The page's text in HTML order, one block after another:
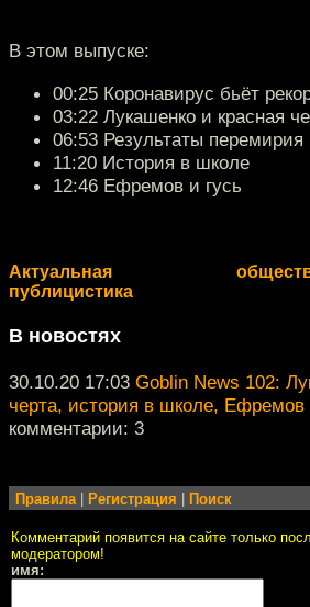
В этом выпуске:
00:25 Коронавирус бьёт
03:22 Лукашенко и красная
06:53 Результаты перемирия
11:20 История в школе
12:46 Ефремов и гусь
Актуальная
публицистика
В новостях
30.10.20 17:03 Goblin News 102:
черта, история в школе, Ефремов
комментарии: 3
Правила| Регистрация Поиск
Комментарий появится на сайте только
модератором!
имя: